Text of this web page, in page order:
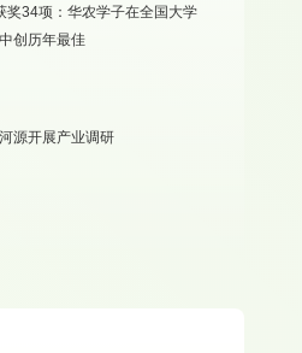
奖34项：华农学子在全国大学
创历年最佳
源开展产业调研